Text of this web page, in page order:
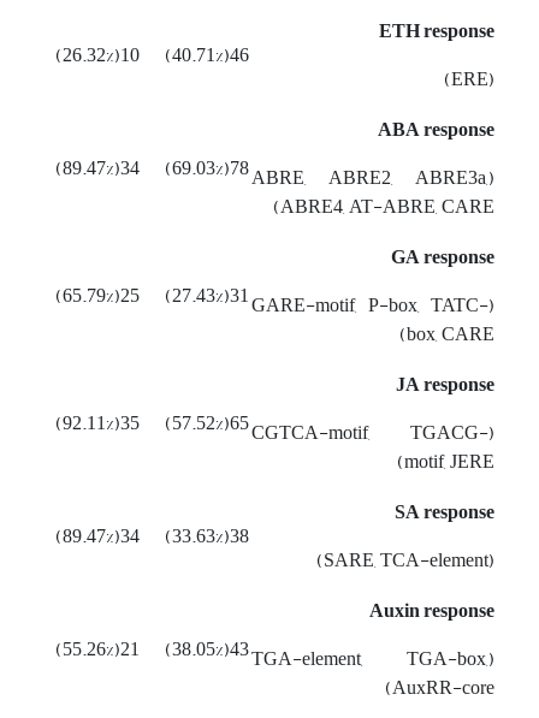
ETH response
(ERE)
46(40.71%)
10(26.32%)
ABA response
(ABRE, ABRE2, ABRE3a,
ABRE4, AT-ABRE, CARE)
78(69.03%)
34(89.47%)
GA response
(GARE-motif, P-box, TATC-
box, CARE)
31(27.43%)
25(65.79%)
JA response
(CGTCA-motif, TGACG-
motif, JERE)
65(57.52%)
35(92.11%)
SA response
(SARE, TCA-element)
38(33.63%)
34(89.47%)
Auxin response
(TGA-element, TGA-box,
AuxRR-core)
43(38.05%)
21(55.26%)